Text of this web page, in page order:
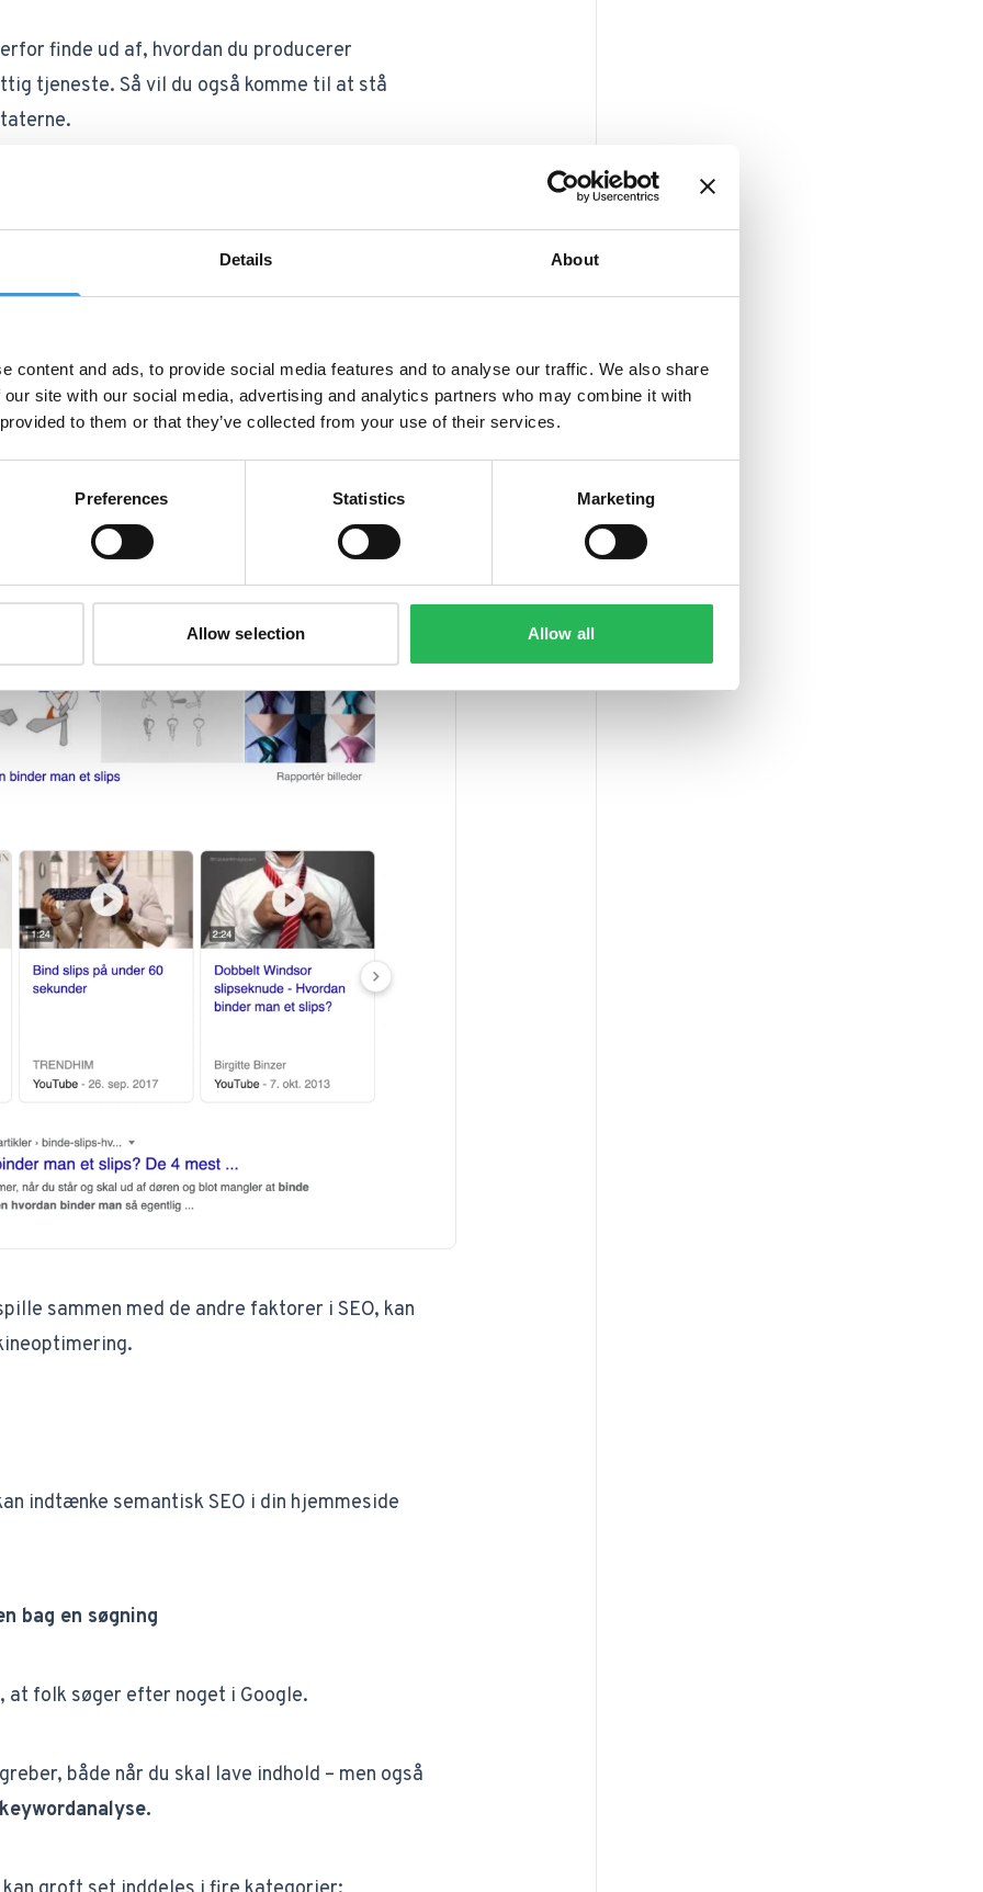
Details About
content and ads, to provide social media features and to analyse our traffic. We also share
site with our social media, advertising and analytics partners who may combine it with
to them or that they’ve collected from your use of their services.
Preferences Statistics Marketing
Allow selection Allow all
finde ud af, hvordan du producerer
tjeneste. Så vil du også komme til at stå
overveje, hvordan mennesker bruger eller
altså ikke længere om at tilfredsstille en
derimod at tænke i menneskelige baner.
– altså hvordan du præsenterer dit indhold
din side, rent teknisk, er opsat korrekt og
kommer meget an på den enkelte søgning.
"hvordan binder man et slips".
sammen med de andre faktorer i SEO, kan
.
indtænke semantisk SEO i din hjemmeside
bag en søgning
at folk søger efter noget i Google.
både når du skal lave indhold – men også